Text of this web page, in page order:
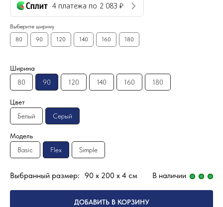
4 платежа по 2 083 ₽
Выберите ширину
80
90 120 140 160 180
Ширина
80
90 120 140 160 180
Цвет
Белый
Серый
Модель
Basic
Flex Simple
Выбранный размер: 90 x 200 x 4 см В наличии
ДОБАВИТЬ В КОРЗИНУ